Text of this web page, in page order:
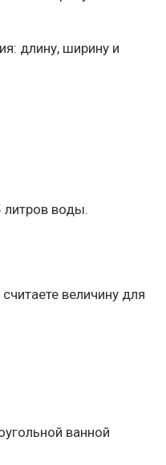
длину, ширину и
воды.
величину для
ванной